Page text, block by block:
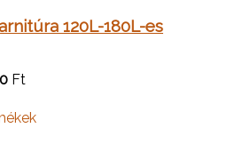
120L-180L-es
Ft